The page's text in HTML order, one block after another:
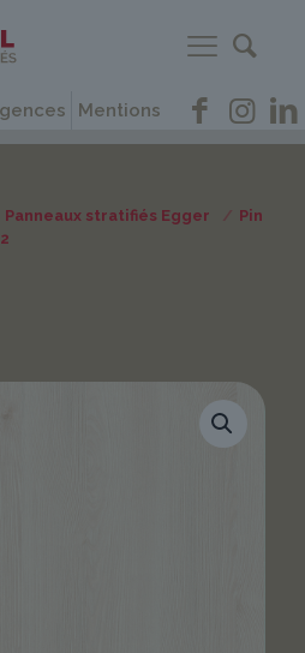
Mentions
Panneaux stratifiés Egger / Pin